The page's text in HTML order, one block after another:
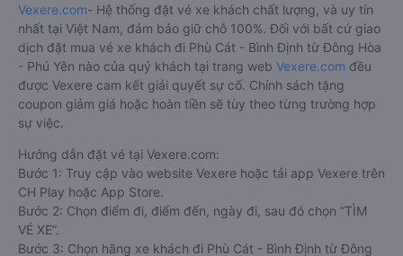
Vexere.com- Hệ thống đặt vé xe khách chất lượng, và uy tín
nhất tại Việt Nam, đảm bảo giữ chỗ 100%. Đối với bất cứ giao
dịch đặt mua vé xe khách đi Phù Cát - Bình Định từ Đông Hòa
- Phú Yên nào của quý khách tại trang web Vexere.com đều
được Vexere cam kết giải quyết sự cố. Chính sách tặng
coupon giảm giá hoặc hoàn tiền sẽ tùy theo từng trường hợp
sự việc.
Hướng dẫn đặt vé tại Vexere.com:
Bước 1: Truy cập vào website Vexere hoặc tải app Vexere trên
CH Play hoặc App Store.
Bước 2: Chọn điểm đi, điểm đến, ngày đi, sau đó chọn “TÌM
VÉ XE”.
Bước 3: Chọn hãng xe khách đi Phù Cát - Bình Định từ Đông